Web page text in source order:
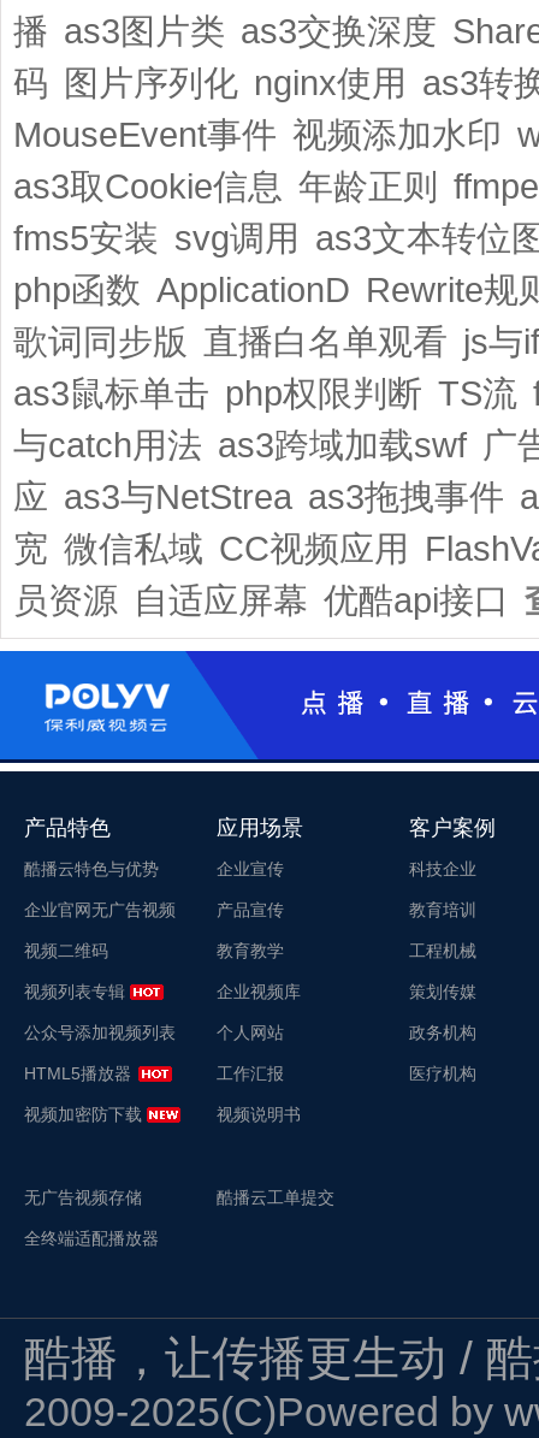
播 as3图片类 as3交换深度
码 图片序列化 nginx使用 as3转
MouseEvent事件 视频添加水印
as3取Cookie信息 年龄正则
fms5安装 svg调用 as3文本转位
php函数 ApplicationD Rewrite规
歌词同步版 直播白名单观看 js与
as3鼠标单击 php权限判断 TS流
与catch用法 as3跨域加载swf 广
应 as3与NetStrea as3拖拽事件
宽 微信私域 CC视频应用
员资源 自适应屏幕 优酷api接口
产品特色
酷播云特色与优势
企业官网无广告视频
视频二维码
视频列表专辑
公众号添加视频列表
HTML5播放器
视频加密防下载
无广告视频存储
全终端适配播放器
应用场景
企业宣传
产品宣传
教育教学
企业视频库
个人网站
工作汇报
视频说明书
酷播云工单提交
客户案例
科技企业
教育培训
工程机械
策划传媒
政务机构
医疗机构
酷播，让传播更生动 /
2009-2025(C)Powered by